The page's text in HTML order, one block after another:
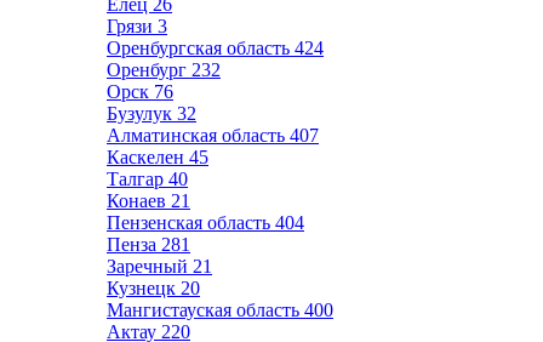
Елец 26
Грязи 3
Оренбургская область 424
Оренбург 232
Орск 76
Бузулук 32
Алматинская область 407
Каскелен 45
Талгар 40
Конаев 21
Пензенская область 404
Пенза 281
Заречный 21
Кузнецк 20
Мангистауская область 400
Актау 220